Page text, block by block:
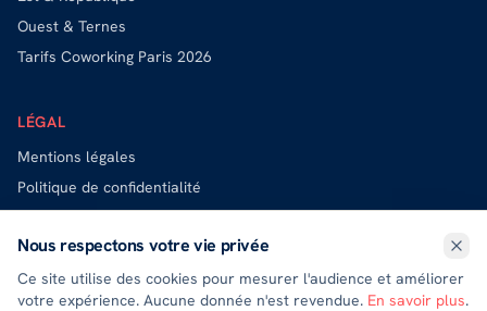
Ouest & Ternes
Tarifs Coworking Paris 2026
LÉGAL
Mentions légales
Politique de confidentialité
Politique de cookies
Exercer mes droits (DPO)
Nous respectons votre vie privée
Ce site utilise des cookies pour mesurer l'audience et améliorer
votre expérience. Aucune donnée n'est revendue. En savoir plus.